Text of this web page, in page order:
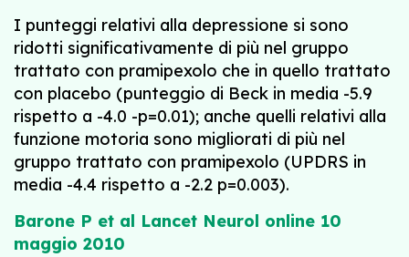
I punteggi relativi alla depressione si sono
ridotti significativamente di più nel gruppo
trattato con pramipexolo che in quello trattato
con placebo (punteggio di Beck in media -5.9
rispetto a -4.0 -p=0.01); anche quelli relativi alla
funzione motoria sono migliorati di più nel
gruppo trattato con pramipexolo (UPDRS in
media -4.4 rispetto a -2.2 p=0.003).
Barone P et al Lancet Neurol online 10
maggio 2010